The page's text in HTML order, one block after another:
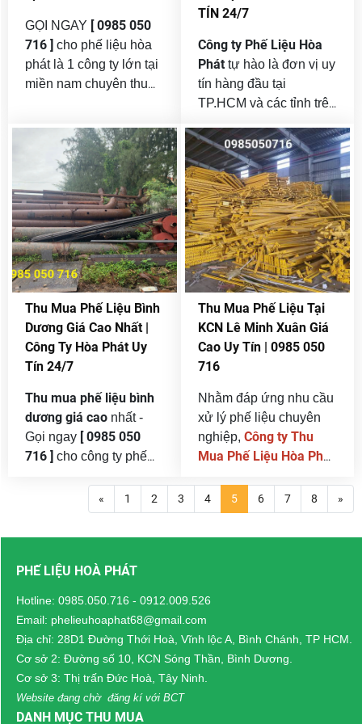
giấy, nhựa… Đây là
nguồn tài nguyên tái
chế quan trọng, vừa
giúp doanh nghiệp tối
trường.
thải ra là rất lớn.
GỌI NGAY [ 0985 050
716 ] cho phế liệu hòa
phát là 1 công ty lớn tại
miền nam chuyên thu
uy tín . Khu công nghiệp
(KCN) Tân Tạo, quận
Bình Tân, TP.HCM là
một trong những KCN
trọng điểm với hàng
trăm doanh nghiệp hoạt
động trong lĩnh vực cơ
khí, dệt may, điện tử,
nhựa, bao bì, sản xuất
công nghiệp. Quá trình
sản xuất tất yếu sẽ tạo
ra lượng lớn phế liệu
sắt, thép, đồng, inox,
nhôm, nhựa, giấy…
TÍN 24/7
Công ty Phế Liệu Hòa
Phát tự hào là đơn vị uy
tín hàng đầu tại
TP.HCM và các tỉnh trên
mua và bán máy móc
cũ giá caovàphân phối
lại thiết bị cơ khí công
nghiệpvới giá hợp lý .
Thu Mua Phế Liệu Bình
Dương Giá Cao Nhất |
Công Ty Hòa Phát Uy
Tín 24/7
Thu mua phế liệu bình
dương giá cao nhất -
Gọi ngay [ 0985 050
716 ] cho công ty phế
hàng đầu thu mua 24/7 .
Bình Dương là một
nhất Việt Nam, với hàng
nghiệp lớn nhỏ. Hàng
ngày, tại các nhà máy,
xưởng sản xuất, công
sinh số lượng lớn phế
Thu Mua Phế Liệu Tại
KCN Lê Minh Xuân Giá
Cao Uy Tín | 0985 050
716
Nhằm đáp ứng nhu cầu
xử lý phế liệu chuyên
nghiệp, Công ty Thu
Mua Phế Liệu Hòa Phát
mua phế liệu tại KCN Lê
Minh Xuânvớigiá cao
vận chuyển miễn phí
toàn khu vực Bình
« 1 2 3 4 5 6 7 8 »
PHẾ LIỆU HOÀ PHÁT
Hotline: 0985.050.716 - 0912.009.526
Email: phelieuhoaphat68@gmail.com
Địa chỉ: 28D1 Đường Thới Hoà, Vĩnh lộc A, Bình Chánh, TP HCM.
Cơ sở 2: Đường số 10, KCN Sóng Thần, Bình Dương.
Cơ sở 3: Thị trấn Đức Hoà, Tây Ninh.
Website đang chờ đăng kí với BCT
DANH MỤC THU MUA